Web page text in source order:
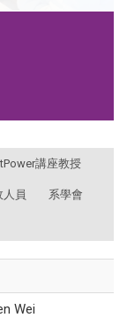
講座教授
人員 系學會
Wei